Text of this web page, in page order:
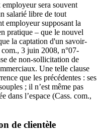
employeur sera souvent
salarié libre de tout
employeur supposant la
pratique – que le nouvel
la captation d'un savoir-
3 juin 2008, n°07-
de non-sollicitation de
Une telle clause
que les précédentes : ses
; il n’est même pas
dans l’espace (Cass. com.,
de clientèle